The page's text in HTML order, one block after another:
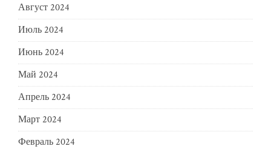
Август 2024
Июль 2024
Июнь 2024
Май 2024
Апрель 2024
Март 2024
Февраль 2024